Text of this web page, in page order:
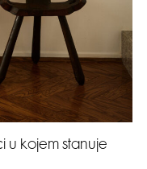
u kojem stanuje